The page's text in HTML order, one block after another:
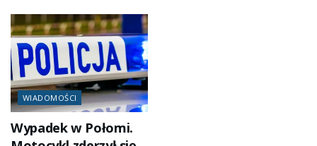
WIADOMOŚCI
Wypadek w Połomi.